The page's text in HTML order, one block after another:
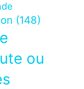
(148)
ou